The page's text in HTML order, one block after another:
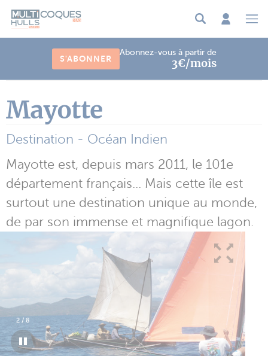
S'ABONNER
Abonnez-vous à partir de
3€/mois
Mayotte
Destination - Océan Indien
Mayotte est, depuis mars 2011, le 101e
département français... Mais cette île est
surtout une destination unique au monde,
de par son immense et magnifique lagon.
2/ 8